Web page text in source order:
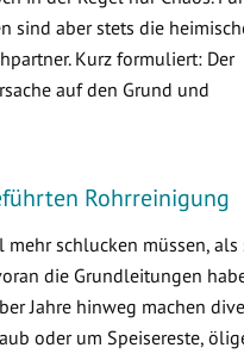
sind aber stets die
Kurz formuliert: Der
auf den Grund und
Rohrreinigung
schlucken müssen, als
die Grundleitungen
Jahre hinweg machen
oder um Speisereste,